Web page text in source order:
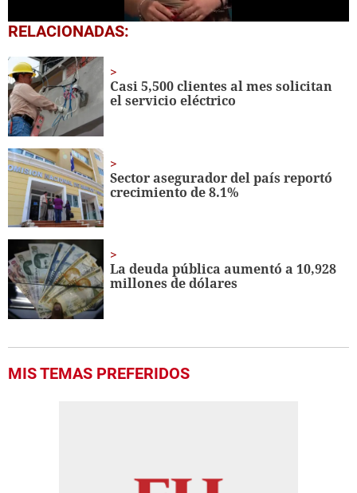
0
seconds
1
minute,
9
seconds
RELACIONADAS:
Casi 5,500 clientes al mes solicitan
el servicio eléctrico
Sector asegurador del país reportó
crecimiento de 8.1%
La deuda pública aumentó a 10,928
millones de dólares
MIS TEMAS PREFERIDOS